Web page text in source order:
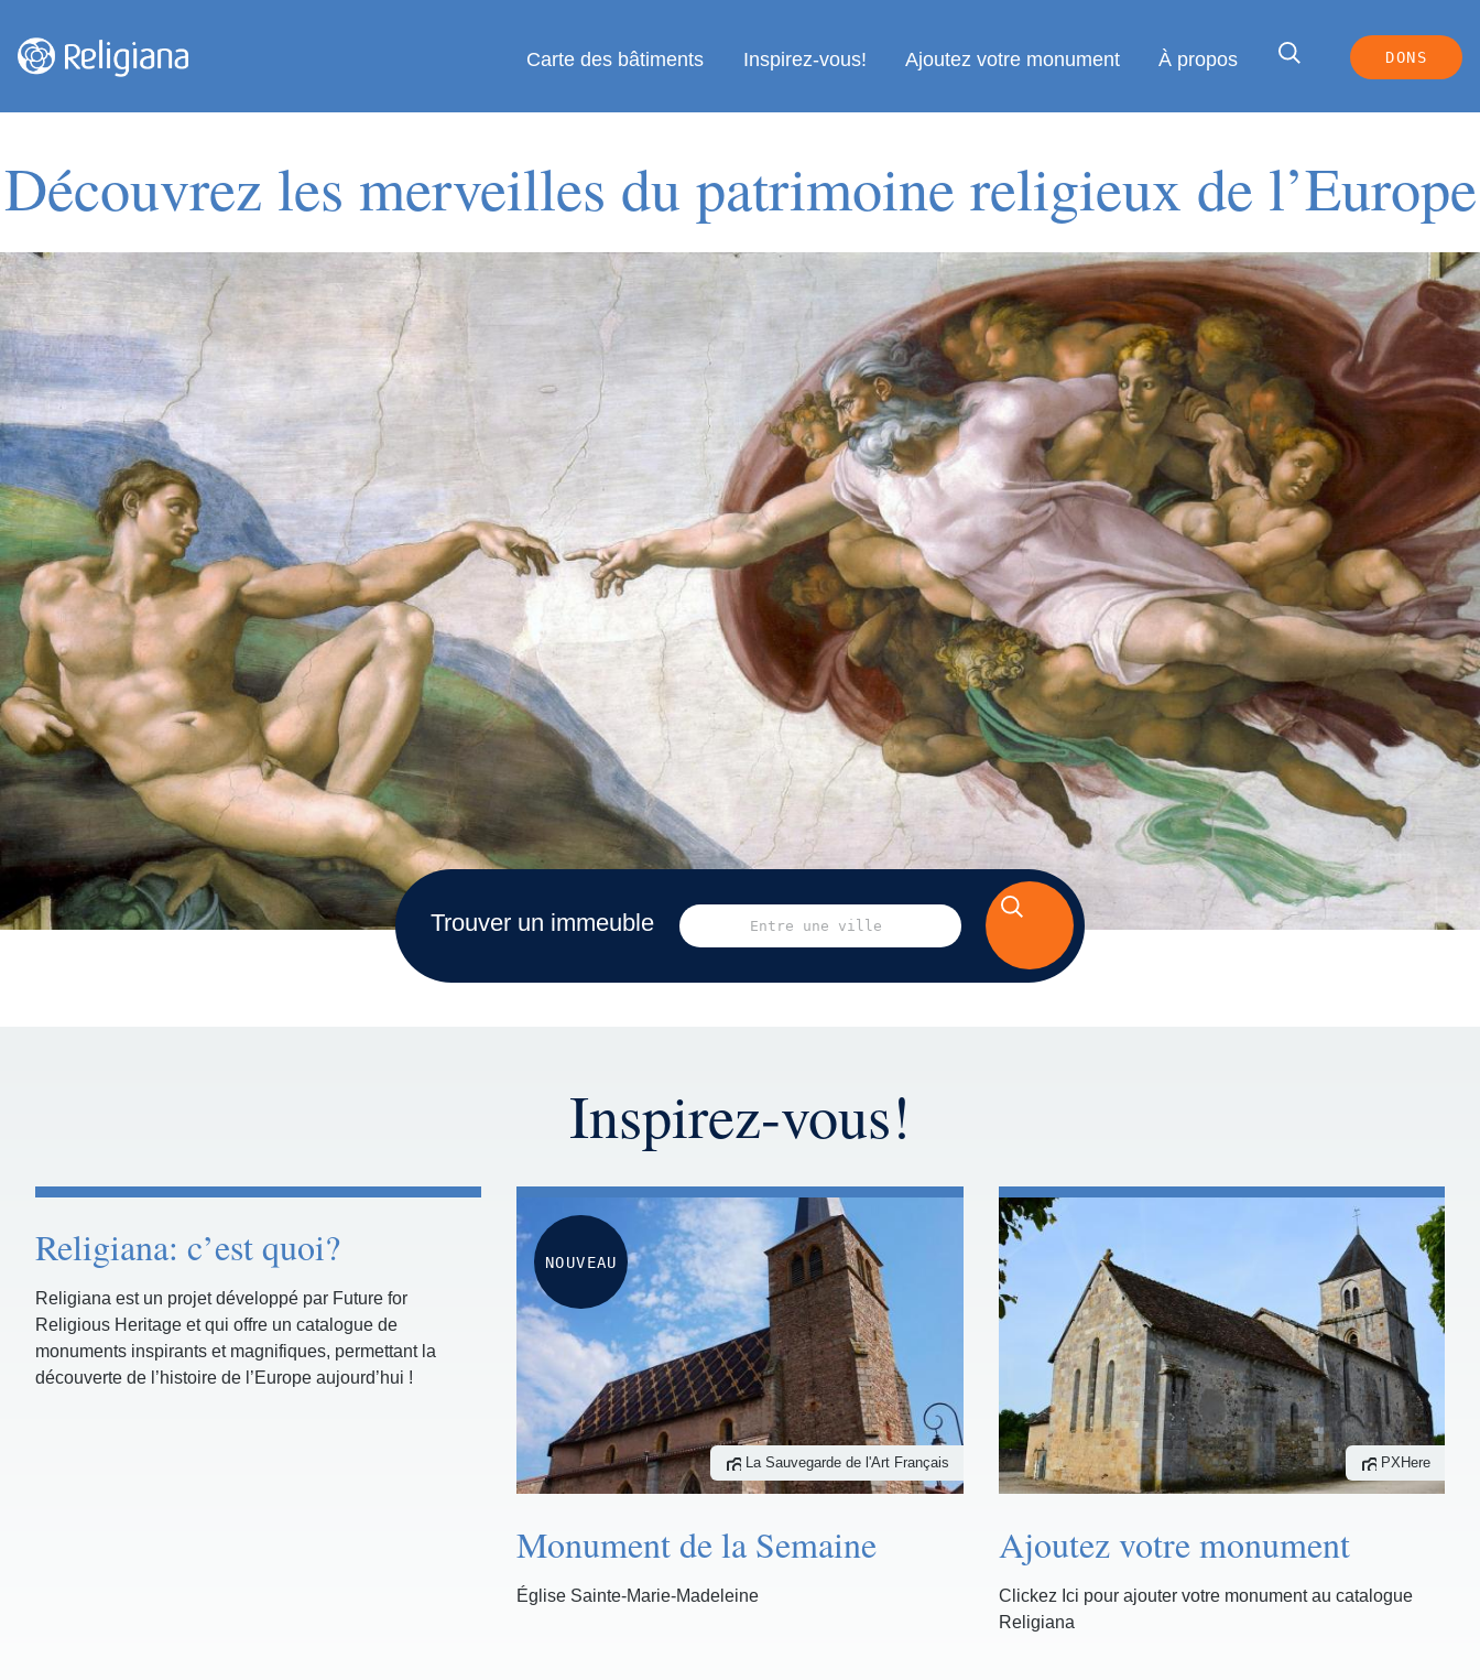
Carte des bâtiments Inspirez-vous! Ajoutez votre monument À propos DONS
Découvrez les merveilles du patrimoine religieux de l’Europe
Trouver un immeuble
Inspirez-vous!
Religiana: c’est quoi?
Religiana est un projet développé par Future for
Religious Heritage et qui offre un catalogue de
monuments inspirants et magnifiques, permettant la
découverte de l’histoire de l’Europe aujourd’hui !
La Sauvegarde de l'Art Français
NOUVEAU
Monument de la Semaine
Église Sainte-Marie-Madeleine
PXHere
Ajoutez votre monument
Clickez Ici pour ajouter votre monument au catalogue
Religiana